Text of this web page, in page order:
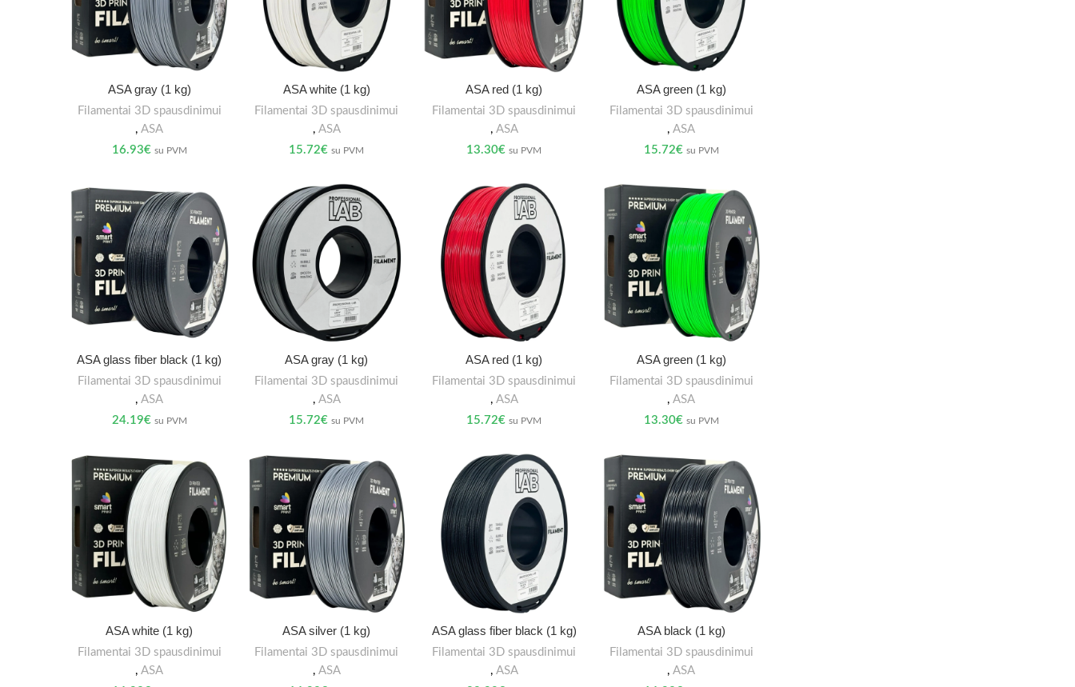
ASA gray (1 kg)
Filamentai 3D spausdinimui
,ASA
16.93€ su PVM
ASA white (1 kg)
Filamentai 3D spausdinimui
, ASA
15.72€ su PVM
ASA red (1 kg)
Filamentai 3D spausdinimui
, ASA
13.30€ su PVM
ASA green (1 kg)
Filamentai 3D spausdinimui
,ASA
15.72€ su PVM
ASA glass fiber black (1 kg)
Filamentai 3D spausdinimui
,ASA
24.19€ su PVM
ASA gray (1 kg)
Filamentai 3D spausdinimui
, ASA
15.72€ su PVM
ASA red (1 kg)
Filamentai 3D spausdinimui
, ASA
15.72€ su PVM
ASA green (1 kg)
Filamentai 3D spausdinimui
,ASA
13.30€ su PVM
ASA white (1 kg)
Filamentai 3D spausdinimui
,ASA
ASA silver (1 kg)
Filamentai 3D spausdinimui
, ASA
ASA glass fiber black (1 kg)
Filamentai 3D spausdinimui
, ASA
ASA black (1 kg)
Filamentai 3D spausdinimui
,ASA